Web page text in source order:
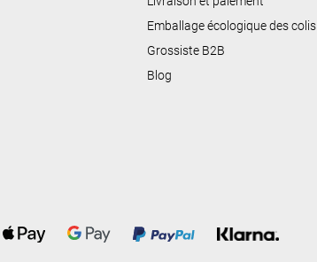
e
s
Emballage écologique des colis
Grossiste B2B
Blog